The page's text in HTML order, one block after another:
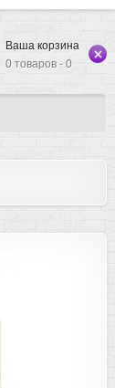
Ваша корзина
0 товаров - 0